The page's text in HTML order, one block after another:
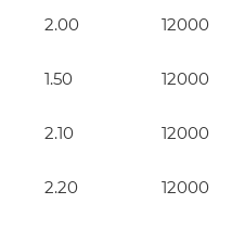
2.00 12000
1.50 12000
2.10 12000
2.20 12000